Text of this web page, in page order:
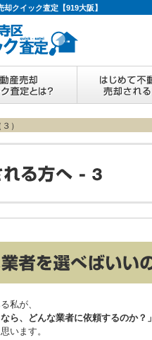
クイック査定【919大阪】
）
私が、
ら、どんな業者に依頼するのか？」
います。